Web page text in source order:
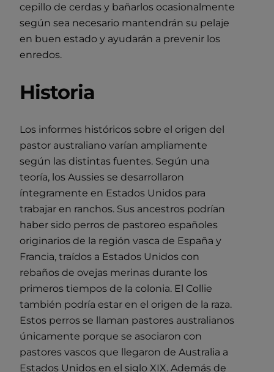
cepillo de cerdas y bañarlos ocasionalmente
según sea necesario mantendrán su pelaje
en buen estado y ayudarán a prevenir los
enredos.
Historia
Los informes históricos sobre el origen del
pastor australiano varían ampliamente
según las distintas fuentes. Según una
teoría, los Aussies se desarrollaron
íntegramente en Estados Unidos para
trabajar en ranchos. Sus ancestros podrían
haber sido perros de pastoreo españoles
originarios de la región vasca de España y
Francia, traídos a Estados Unidos con
rebaños de ovejas merinas durante los
primeros tiempos de la colonia. El Collie
también podría estar en el origen de la raza.
Estos perros se llaman pastores australianos
únicamente porque se asociaron con
pastores vascos que llegaron de Australia a
Estados Unidos en el siglo XIX. Además de